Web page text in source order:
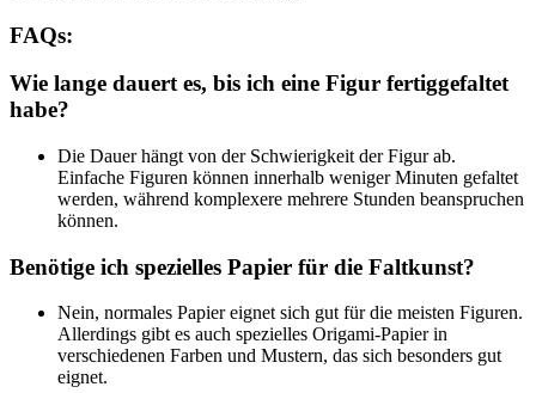
FAQs:
Wie lange dauert es, bis ich eine Figur fertiggefaltet
habe?
Die Dauer hängt von der Schwierigkeit der Figur ab.
Einfache Figuren können innerhalb weniger Minuten gefaltet
werden, während komplexere mehrere Stunden beanspruchen
können.
Benötige ich spezielles Papier für die Faltkunst?
Nein, normales Papier eignet sich gut für die meisten Figuren.
Allerdings gibt es auch spezielles Origami-Papier in
verschiedenen Farben und Mustern, das sich besonders gut
eignet.